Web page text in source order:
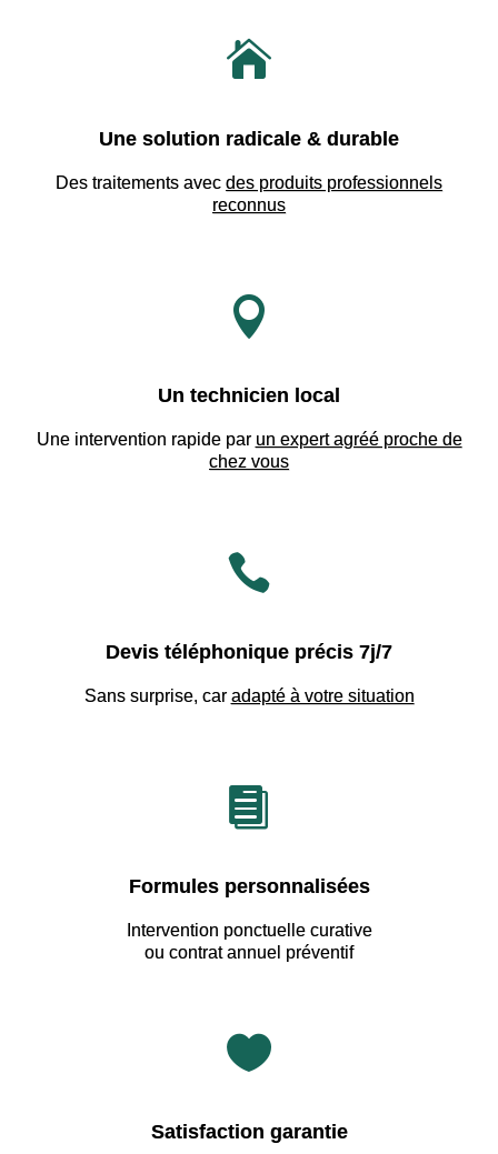

Une solution radicale & durable
Des traitements avec des produits professionnels
reconnus

Un technicien local
Une intervention rapide par un expert agréé proche de
chez vous

Devis téléphonique précis 7j/7
Sans surprise, car adapté à votre situation

Formules personnalisées
Intervention ponctuelle curative
ou contrat annuel préventif

Satisfaction garantie